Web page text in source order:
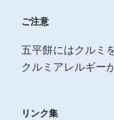
ご注意
五平餅にはクルミ
クルミアレルギー
リンク集